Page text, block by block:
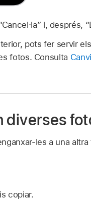
i, després,
pots fer servir
fotos. Consulta
diverses
a una
copiar.